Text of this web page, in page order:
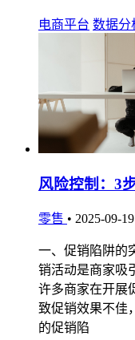
电商平台 数据分
风险控制：3
零售 • 2025-09-
一、促销陷阱的
销活动是商家吸
许多商家在开展
致促销效果不佳
的促销陷